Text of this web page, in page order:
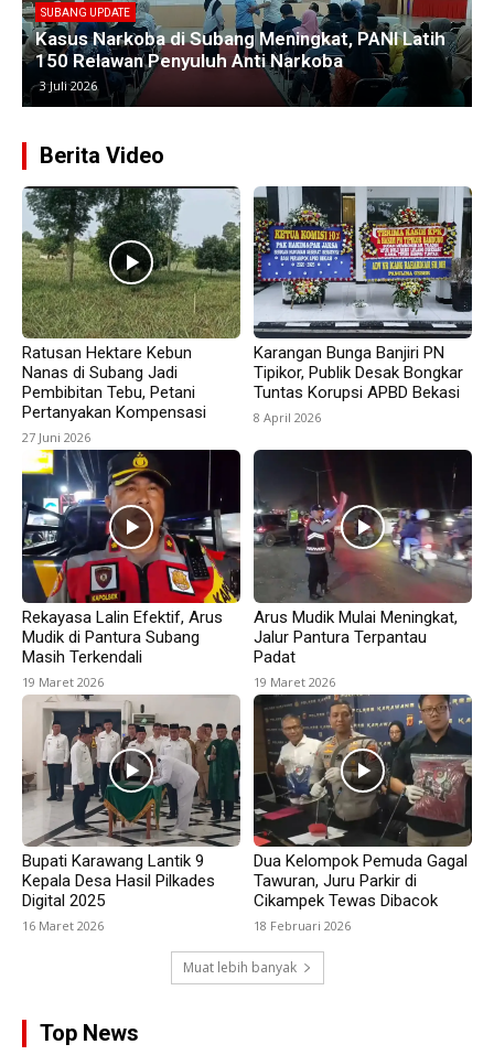
Empat Kades di Blanakan Bahas Penataan Batas
Kawasan Hutan untuk Revitalisasi Tambak
Pantura
25 Juni 2026
Berita Video
Ratusan Hektare Kebun
Nanas di Subang Jadi
Pembibitan Tebu, Petani
Pertanyakan Kompensasi
27 Juni 2026
Karangan Bunga Banjiri PN
Tipikor, Publik Desak Bongkar
Tuntas Korupsi APBD Bekasi
8 April 2026
Rekayasa Lalin Efektif, Arus
Mudik di Pantura Subang
Masih Terkendali
19 Maret 2026
Arus Mudik Mulai Meningkat,
Jalur Pantura Terpantau
Padat
19 Maret 2026
Bupati Karawang Lantik 9
Kepala Desa Hasil Pilkades
Digital 2025
16 Maret 2026
Dua Kelompok Pemuda Gagal
Tawuran, Juru Parkir di
Cikampek Tewas Dibacok
18 Februari 2026
Muat lebih banyak
Top News